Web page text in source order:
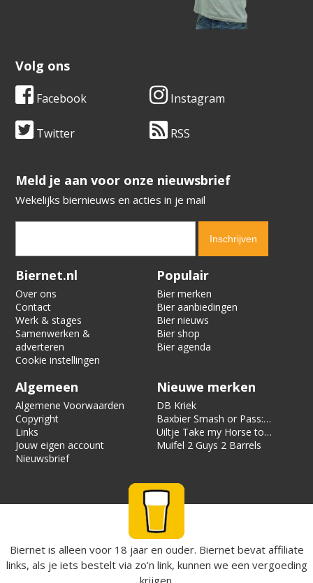
Volg ons
Facebook Instagram
Twitter RSS
​​​​​​​Meld je aan voor onze nieuwsbrief
Wekelijks biernieuws en acties in je mail
Verification code:
Biernet.nl
Over ons
Contact
Werk & stages
Samenwerken &
adverteren
Cookie instellingen
Populair
Bier merken
Bier aanbiedingen
Bier nieuws
Bier shop
Bier agenda
Algemeen
Algemene Voorwaarden
Copyright
Links
Jouw eigen account
Nieuwsbrief
Nieuwe merken
DB Kriek
Baxbier Smash or Pass:
Strata
Uiltje Take my Horse to
the Hotel Room
Muifel 2 Guys 2 Barrels
Biernet is alleen voor 18 jaar en ouder. Biernet bevat affiliate
links, als je iets bestelt via zo’n link, kunnen we een vergoeding
krijgen.